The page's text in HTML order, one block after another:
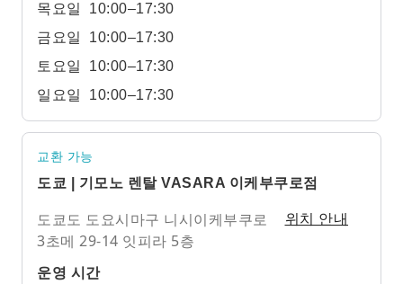
목요일
10:00–17:30
금요일
10:00–17:30
토요일
10:00–17:30
일요일
10:00–17:30
교환 가능
도쿄 | 기모노 렌탈 VASARA 이케부쿠로점
도쿄도 도요시마구 니시이케부쿠로
3초메 29-14 잇피라 5층
위치 안내
운영 시간